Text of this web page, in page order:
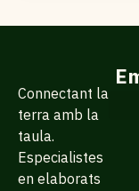
Connectant la
terra amb la
taula.
Especialistes
en elaborats